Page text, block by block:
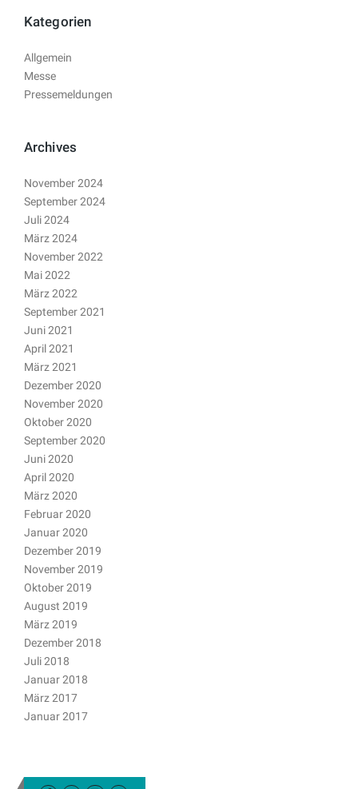
Kategorien
Allgemein
Messe
Pressemeldungen
Archives
November 2024
September 2024
Juli 2024
März 2024
November 2022
Mai 2022
März 2022
September 2021
Juni 2021
April 2021
März 2021
Dezember 2020
November 2020
Oktober 2020
September 2020
Juni 2020
April 2020
März 2020
Februar 2020
Januar 2020
Dezember 2019
November 2019
Oktober 2019
August 2019
März 2019
Dezember 2018
Juli 2018
Januar 2018
März 2017
Januar 2017